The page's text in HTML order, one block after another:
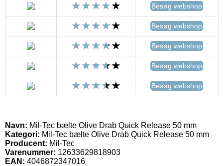
Besøg webshop
Besøg webshop
Besøg webshop
Besøg webshop
Besøg webshop
Navn: Mil-Tec bælte Olive Drab Quick Release 50 mm
Kategori: Mil-Tec bælte Olive Drab Quick Release 50 mm
Producent: Mil-Tec
Varenummer: 12633629818903
EAN: 4046872347016